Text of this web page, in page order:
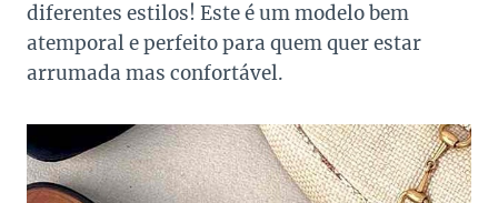
diferentes estilos! Este é um modelo bem
atemporal e perfeito para quem quer estar
arrumada mas confortável.